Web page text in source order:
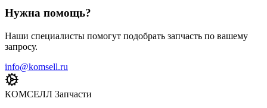
Нужна помощь?
Наши специалисты помогут подобрать запчасть по вашему
запросу.
info@komsell.ru
КОМСЕЛЛ Запчасти